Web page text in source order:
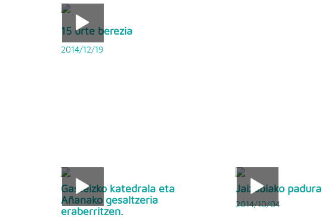
15 urte berezia
2014/12/19
Gasteizko katedrala eta
Añanako gesaltzeria
eraberritzen.
Jaizubiako padura
2014/10/04